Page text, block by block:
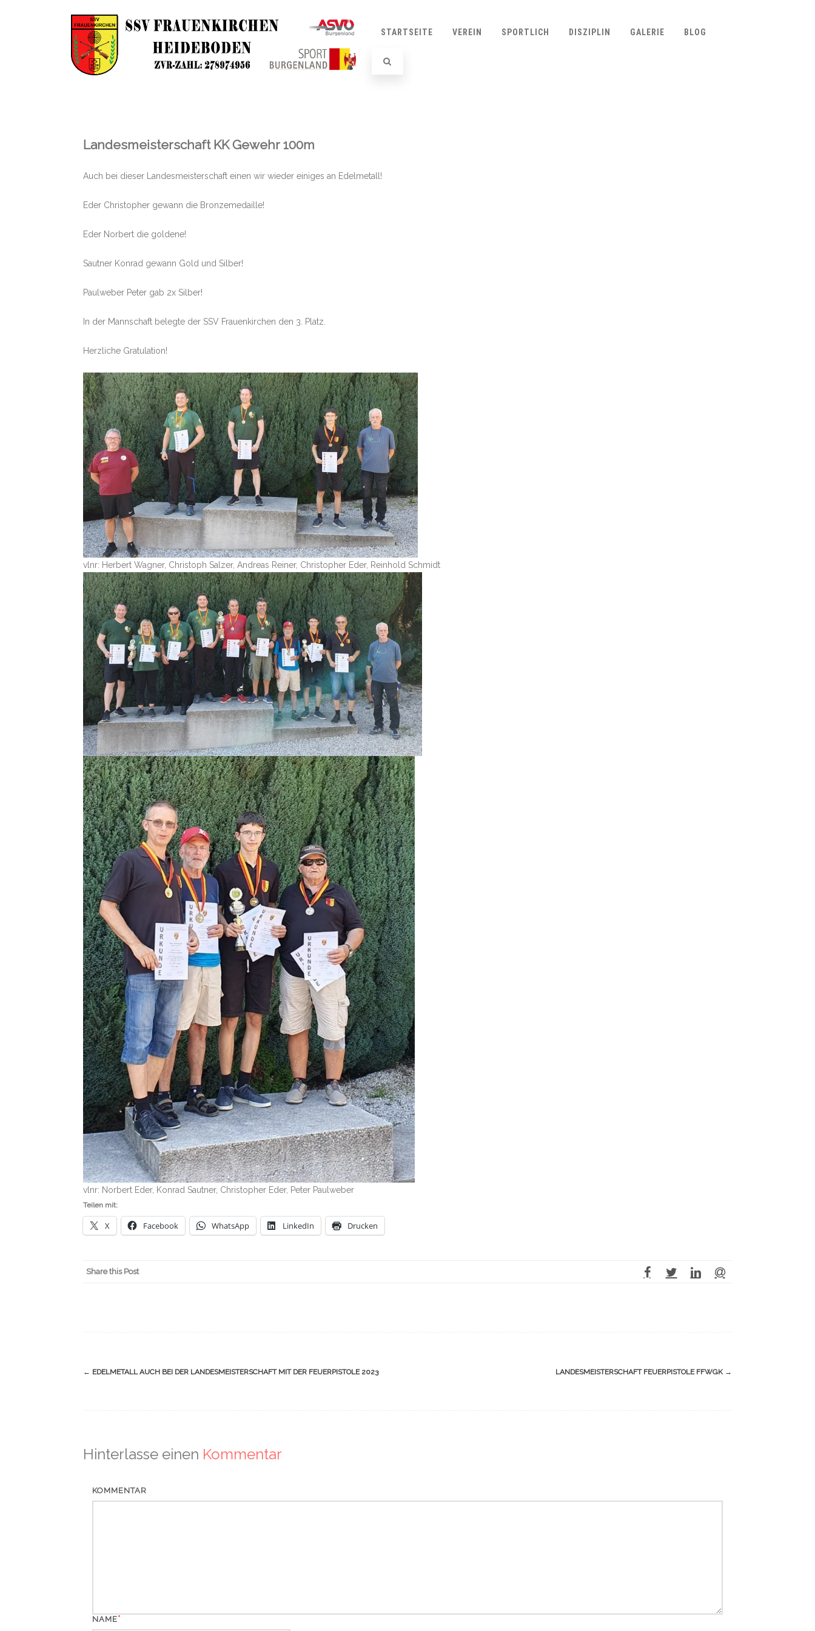
STARTSEITE VEREIN SPORTLICH DISZIPLIN GALERIE BLOG
Landesmeisterschaft KK Gewehr 100m
Auch bei dieser Landesmeisterschaft einen wir wieder einiges an Edelmetall!
Eder Christopher gewann die Bronzemedaille!
Eder Norbert die goldene!
Sautner Konrad gewann Gold und Silber!
Paulweber Peter gab 2x Silber!
In der Mannschaft belegte der SSV Frauenkirchen den 3. Platz.
Herzliche Gratulation!
vlnr: Herbert Wagner, Christoph Salzer, Andreas Reiner, Christopher Eder, Reinhold Schmidt
vlnr: Norbert Eder, Konrad Sautner, Christopher Eder, Peter Paulweber
Teilen mit:
X Facebook WhatsApp LinkedIn Drucken
Share this Post
Navigation
← EDELMETALL AUCH BEI DER LANDESMEISTERSCHAFT MIT DER FEUERPISTOLE 2023 LANDESMEISTERSCHAFT FEUERPISTOLE FFWGK →
Hinterlasse einen Kommentar
KOMMENTAR
NAME*